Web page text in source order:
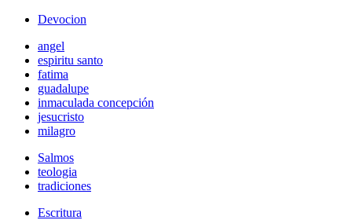
Devocion
angel
espiritu santo
fatima
guadalupe
inmaculada concepción
jesucristo
milagro
Salmos
teologia
tradiciones
Escritura